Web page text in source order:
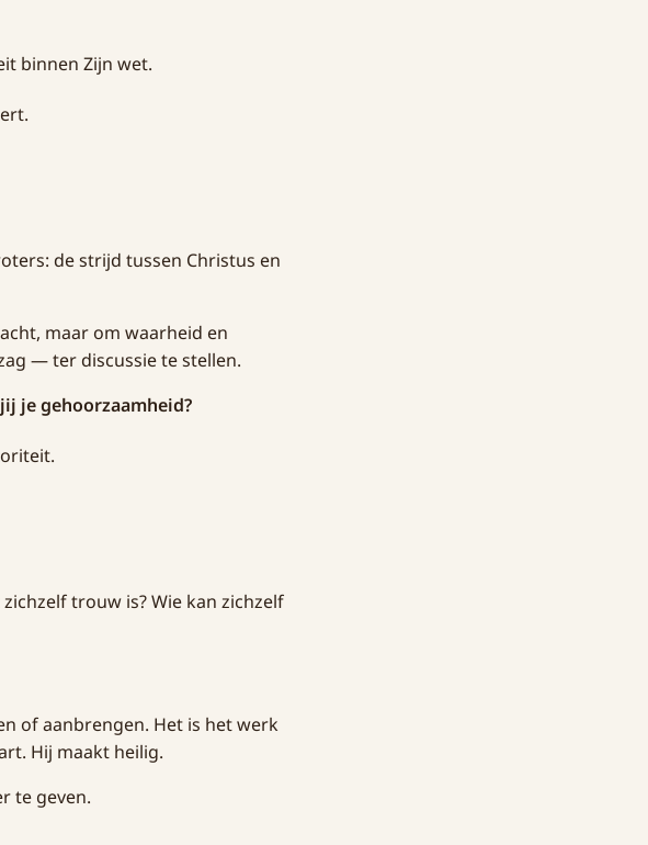
binnen Zijn wet.
de strijd tussen Christus en
maar om waarheid en
— ter discussie te stellen.
je gehoorzaamheid?
trouw is? Wie kan zichzelf
of aanbrengen. Het is het werk
Hij maakt heilig.
te geven.